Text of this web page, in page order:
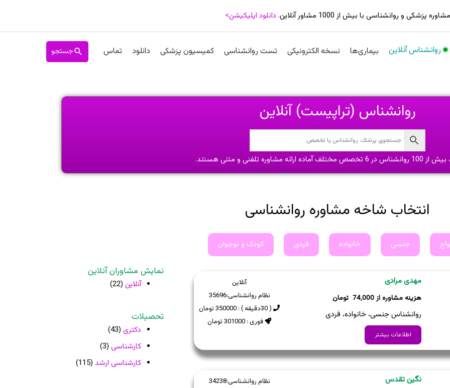
مشاوره پزشکی و روانشناسی با بیش از 1000 مشاور آنلاین. دانلود اپلیکیشن>
روانشناس آنلاین بیماری‌ها نسخه الکترونیکی تست روانشناسی کمیسیون پزشکی دانلود تماس جستجو
روانشناس (تراپیست) آنلاین
ارائه مشاوره تلفنی و متنی هستند.
انتخاب شاخه مشاوره روانشناسی
جنسی خانواده فردی کودک و نوجوان
آنلاین
نظام روانشناسی:35696
( 30دقیقه ) : 350000 تومان
فوری : 301000 تومان
مهدی مرادی
74,000
روانشناس جنسی، خانواده، فردی
اطلاعات بیشتر
نظام روانشناسی:34238
نگین تقدس
نمایش مشاوران آنلاین
آنلاین (22)
تحصیلات
دکتری (43)
کارشناسی (3)
کارشناسی ارشد (115)